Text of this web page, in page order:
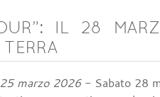
IL 28
25 marzo 2026- Sabato 28